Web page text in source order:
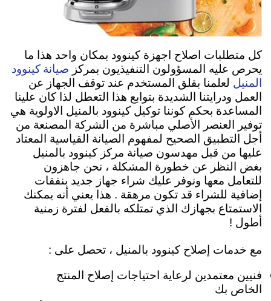
كل متطلبات اصلاح اجهزة كينوود بمكان واحد هذا ما
يحرص عليه المسؤولون التنفيذيون بمركز صيانة كينوود
المنيل لعلمنا بقلق المستخدم عند توقف الجهاز عن
العمل ودرايتنا الشديدة بتوابع هذا التعطل لذا كان علينا
المساعدة بحكم كوننا توكيل كينوود بالمنيل الاولوية هي
توفير العنصر الأصلي مباشرة من الشركة المصنعة من
أجل التطبيق الصحيح لمفهوم الصيانة القياسية المعتاد
عليها من قبل مهدسون صيانة مركز كينوود بالمنيل
بغض النظر عن خطورة المشكلة ، نحن جاهزون
للتعامل معها ونوفر عليك شراء جهاز جديد بنفقات
إضافية للشراء قد تكون مرهقة . هذا يعني أنه يمكنك
الاستمتاع بجهازك الذي تمتلكه بالفعل لفترة زمنية
أطول !
مع خدمات إصلاح كينوود بالمنيل ، تحصل على :
فنيين معتمدين لرعاية احتياجات إصلاح المنتج
الخاص بك